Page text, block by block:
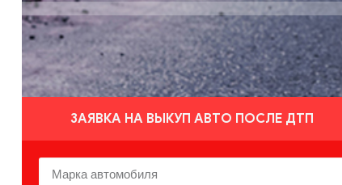
ЗАЯВКА НА ВЫКУП АВТО ПОСЛЕ ДТП